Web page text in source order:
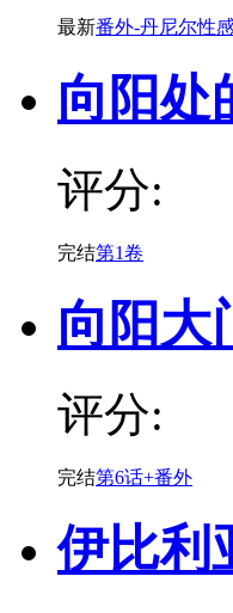
最新番外-丹尼尔性
向阳处
评分:
完结第1卷
向阳大
评分:
完结第6话+番外
伊比利